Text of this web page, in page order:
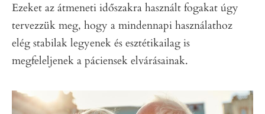
Ezeket az átmeneti időszakra használt fogakat úgy
tervezzük meg, hogy a mindennapi használathoz
elég stabilak legyenek és esztétikailag is
megfeleljenek a páciensek elvárásainak.